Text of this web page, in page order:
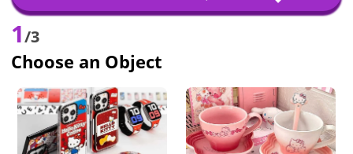
1/3
Choose an Object